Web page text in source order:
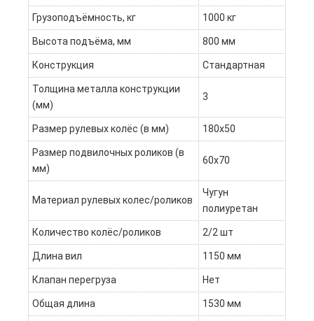
Грузоподъёмность, кг 1000 кг
Высота подъёма, мм 800 мм
Конструкция Стандартная
Толщина металла конструкции
(мм)
3
Размер рулевых колёс (в мм) 180х50
Размер подвилочных роликов (в
мм)
60х70
Материал рулевых колес/роликов
Чугун
полиуретан
Количество колёс/роликов 2/2 шт
Длина вил 1150 мм
Клапан перегруза Нет
Общая длина 1530 мм